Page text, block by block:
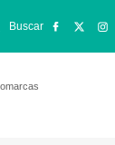
Buscar